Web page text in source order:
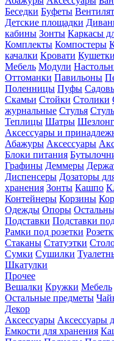
Беседки Буфеты
Детские площадки
кабины Зонты Каркасы
Комплекты Компостеры
качалки Кровати Кушетки
Мебель Модули
Оттоманки Павильоны
Поленницы Пуфы
Скамьи Стойки Столики
журнальные Стулья
Теплицы Шатры
Аксессуары и
Абажуры Аксессуары
Блоки питания
Графины Деммеры
Диспенсеры Дозаторы
хранения Зонты Кашпо
Контейнеры Корзины
Одежды Опоры
Подставки Подставки
Рамки под розетки
Стаканы Статуэтки
Сумки Сушилки
Шкатулки
Прочее
Вешалки Кружки Мебель
Остальные предметы
Декор
Аксессуары Аксессуары
Емкости для хранения